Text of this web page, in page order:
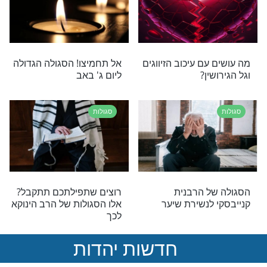
להחמיץ את
של היום!
רבי יונתן בן
סגולות
יש לכם פחד בלתי מוסבר?
הסגולות האלו בשבילכם
סגולות